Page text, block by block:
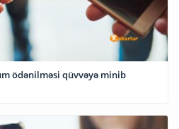
ödənilməsi qüvvəyə minib